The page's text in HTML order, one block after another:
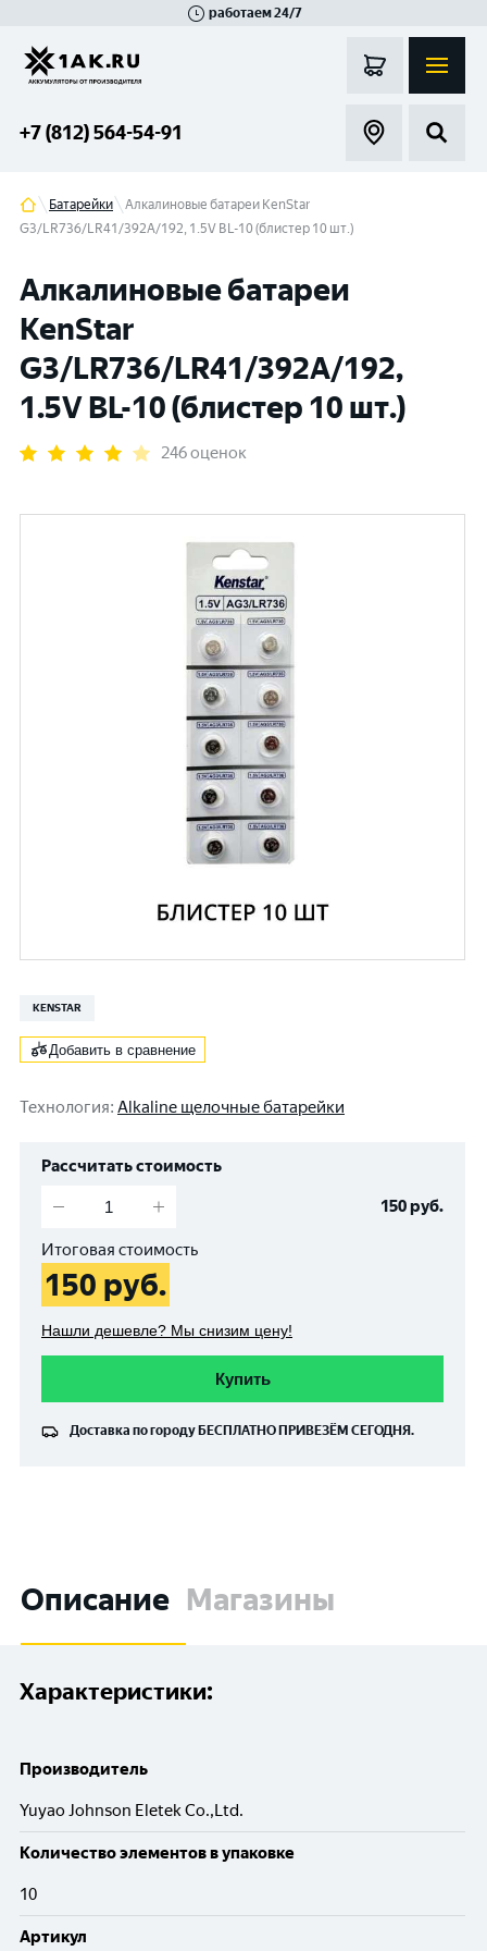
работаем 24/7
+7 (812) 564-54-91
Батарейки
Алкалиновые батареи KenStar
G3/LR736/LR41/392A/192, 1.5V BL-10 (блистер 10 шт.)
Алкалиновые батареи
KenStar
G3/LR736/LR41/392A/192,
1.5V BL-10 (блистер 10 шт.)
246 оценок
KENSTAR
Добавить в сравнение
Технология: Alkaline щелочные батарейки
Рассчитать стоимость
150руб.
Итоговая стоимость
150 руб.
Нашли дешевле? Мы снизим цену!
Купить
Доставка по городу БЕСПЛАТНО ПРИВЕЗЁМ СЕГОДНЯ.
Описание Магазины
Характеристики:
Производитель
Yuyao Johnson Eletek Co.,Ltd.
Количество элементов в упаковке
10
Артикул
Гатчина